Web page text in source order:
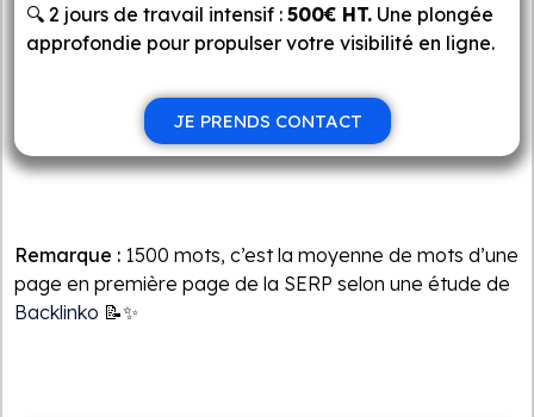
🔍 2 jours de travail intensif : 500€ HT. Une plongée
approfondie pour propulser votre visibilité en ligne.
JE PRENDS CONTACT
Remarque : 1500 mots, c’est la moyenne de mots d’une
page en première page de la SERP selon une étude de
Backlinko 📝✨